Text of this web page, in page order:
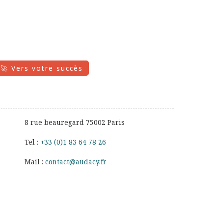
🚀 Vers votre succès
8 rue beauregard 75002 Paris
Tel : +33 (0)1 83 64 78 26
Mail : contact@audacy.fr